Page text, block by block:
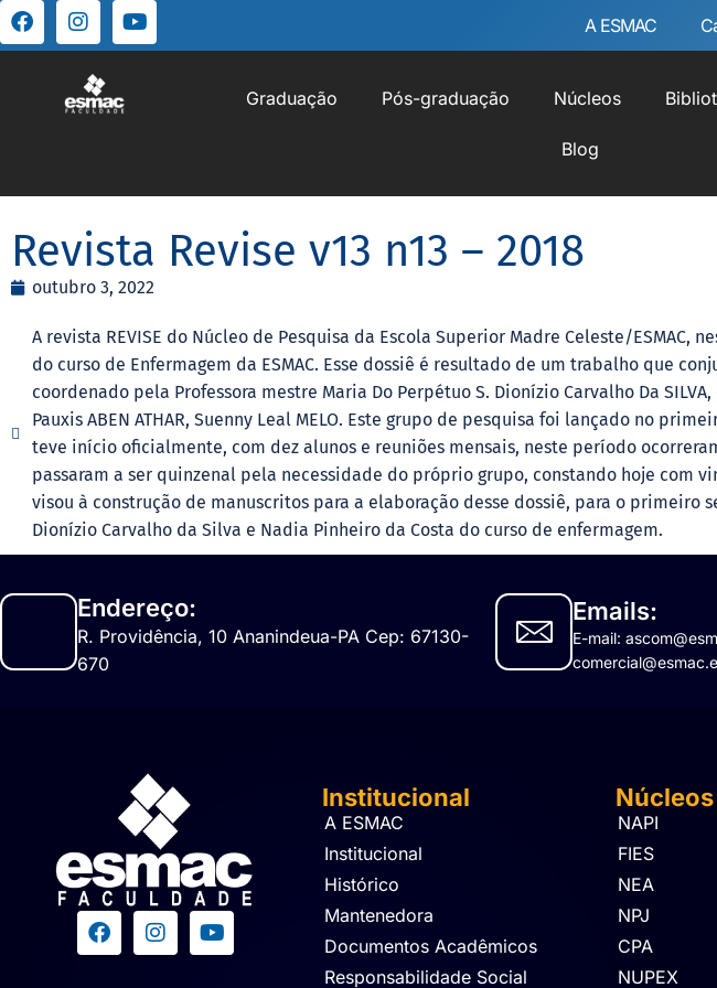
A ESMAC
Graduação Pós-graduação Núcleos
Blog
Revista Revise v13 n13 – 2018
outubro 3, 2022
A revista REVISE do Núcleo de Pesquisa da Escola Superior Madre Celeste/
do curso de Enfermagem da ESMAC. Esse dossiê é resultado de um trabalho que
coordenado pela Professora mestre Maria Do Perpétuo S. Dionízio Carvalho Da
Pauxis ABEN ATHAR, Suenny Leal MELO. Este grupo de pesquisa foi lançado no
teve início oficialmente, com dez alunos e reuniões mensais, neste período
passaram a ser quinzenal pela necessidade do próprio grupo, constando hoje com
visou à construção de manuscritos para a elaboração desse dossiê, para o primeiro
Dionízio Carvalho da Silva e Nadia Pinheiro da Costa do curso de enfermagem.
Endereço:
R. Providência, 10 Ananindeua-PA Cep: 67130-
670
Emails:
E-mail:
Institucional
A ESMAC
Institucional
Histórico
Mantenedora
Documentos Acadêmicos
Responsabilidade Social
Núcleos
NAPI
FIES
NEA
NPJ
CPA
NUPEX